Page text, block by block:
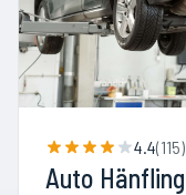
4.4(115)
Auto Hänfling